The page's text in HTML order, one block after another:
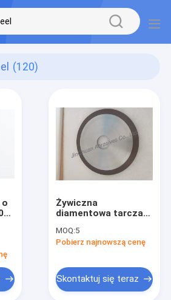
(120)
o
Żywiczna
diamentowa tarcza
wolframu
magnetycznego
MOQ:5
Pobierz najnowszą cenę
Skontaktuj się teraz